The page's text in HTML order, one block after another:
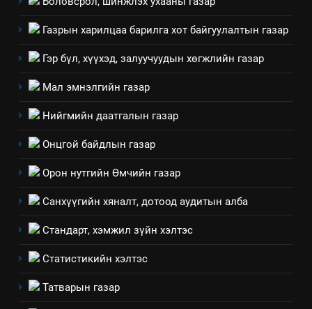
Газрын харилцаа барилга хот байгуулалтын газар
Гэр бүл, хүүхэд, залуучуудын хөгжлийн газар
Мал эмнэлгийн газар
Нийгмийн даатгалын газар
Онцгой байдлын газар
Орон нутгийн Өмчийн газар
Санхүүгийн хяналт, дотоод аудитын алба
Стандарт, хэмжил зүйн хэлтэс
Статистикийн хэлтэс
Татварын газар
ИЛ ТОД БАЙДАЛ
Мэдээлэл хариуцагчийн
үйлдвэрлэл, үйлчилгээ,
технологийн хүн, мал, амьтны
эрүүл мэнд, байгаль орчинд
нөлөөллийн талаарх
ИЛ ТОД БАЙДАЛ
Нээлттэй засгийн түншлэл
долоо хоног-2025
2
ШИЙДНЭ” ӨДРИЙГ ЗОХИОН